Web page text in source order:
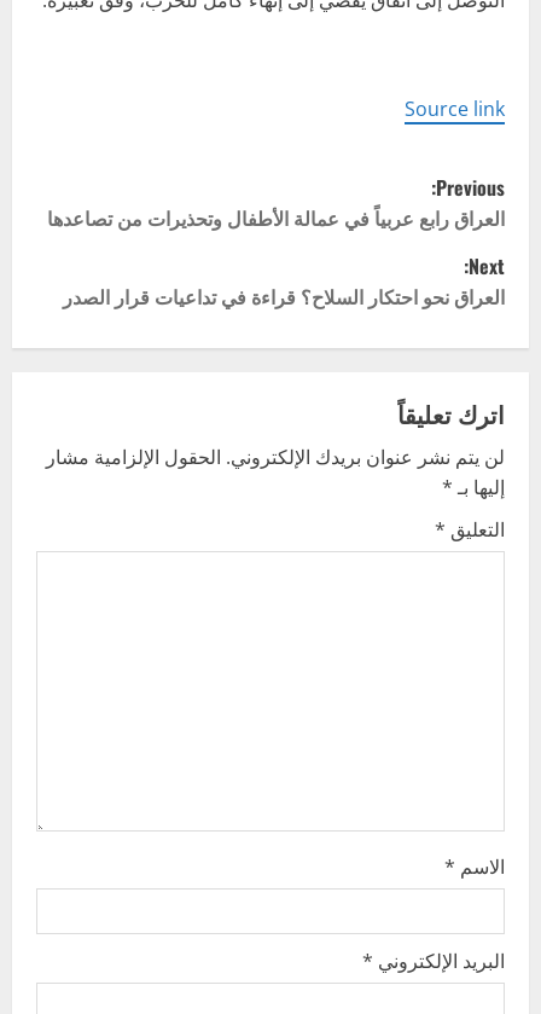
Source link
P
o
s
a
v
i
n
Previous:
العراق رابع عربياً في عمالة الأطفال وتحذيرات من تصاعدها
Next:
العراق نحو احتكار السلاح؟ قراءة في تداعيات قرار الصدر
اترك تعليقاً
لن يتم نشر عنوان بريدك الإلكتروني. الحقول الإلزامية مشار
إليها بـ*
التعليق *
الاسم *
البريد الإلكتروني *